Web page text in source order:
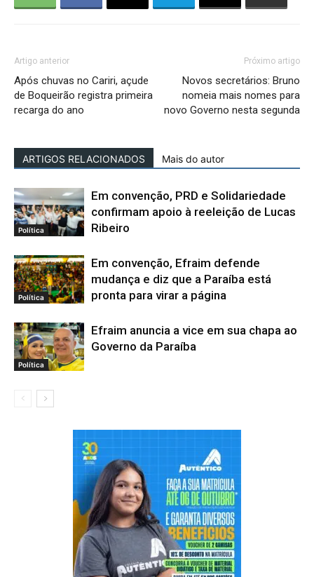
Artigo anterior
Após chuvas no Cariri, açude
de Boqueirão registra primeira
recarga do ano
Próximo artigo
Novos secretários: Bruno
nomeia mais nomes para
novo Governo nesta segunda
ARTIGOS RELACIONADOS Mais do autor
Política
Em convenção, PRD e Solidariedade
confirmam apoio à reeleição de Lucas
Ribeiro
Política
Em convenção, Efraim defende
mudança e diz que a Paraíba está
pronta para virar a página
Política
Efraim anuncia a vice em sua chapa ao
Governo da Paraíba